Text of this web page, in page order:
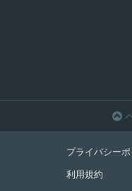

プライバシー
利用規約